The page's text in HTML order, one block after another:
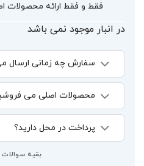
فقط و فقط ارائه محصولات
در انبار موجود نمی باشد
سفارش چه زمانی ارسال
محصولات اصلی می
پرداخت در محل دارید؟
بقیه